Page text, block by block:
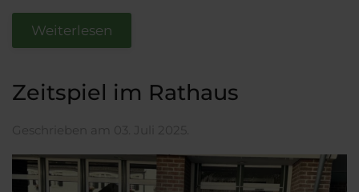
Weiterlesen
Zeitspiel im Rathaus
Geschrieben am 03. Juli 2025